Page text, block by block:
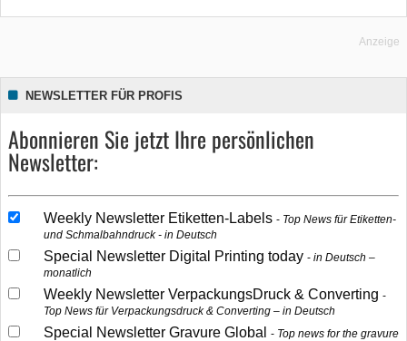
Anzeige
NEWSLETTER FÜR PROFIS
Abonnieren Sie jetzt Ihre persönlichen
Newsletter:
Weekly Newsletter Etiketten-Labels
Top News für Etiketten-
und Schmalbahndruck - in Deutsch
Special Newsletter Digital Printing today
in Deutsch –
monatlich
Weekly Newsletter VerpackungsDruck & Converting
Top News für Verpackungsdruck & Converting – in Deutsch
Special Newsletter Gravure Global
Top news for the gravure